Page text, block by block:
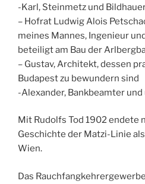
-Karl, Steinmetz und
– Hofrat Ludwig Alois
meines Mannes, Ingenieur
beteiligt am Bau der
– Gustav, Architekt, dessen
Budapest zu bewundern sind
-Alexander, Bankbeamter
Mit Rudolfs Tod 1902 endete
Geschichte der Matzi-Linie
Wien.
Das